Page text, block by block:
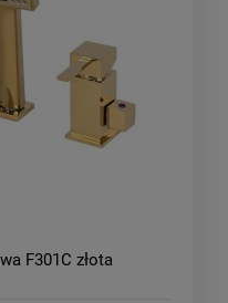
F301C złota